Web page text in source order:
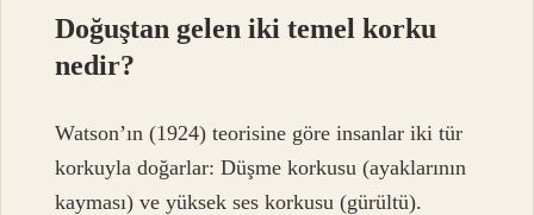
Doğuştan gelen iki temel korku
nedir?
Watson’ın (1924) teorisine göre insanlar iki tür
korkuyla doğarlar: Düşme korkusu (ayaklarının
kayması) ve yüksek ses korkusu (gürültü).